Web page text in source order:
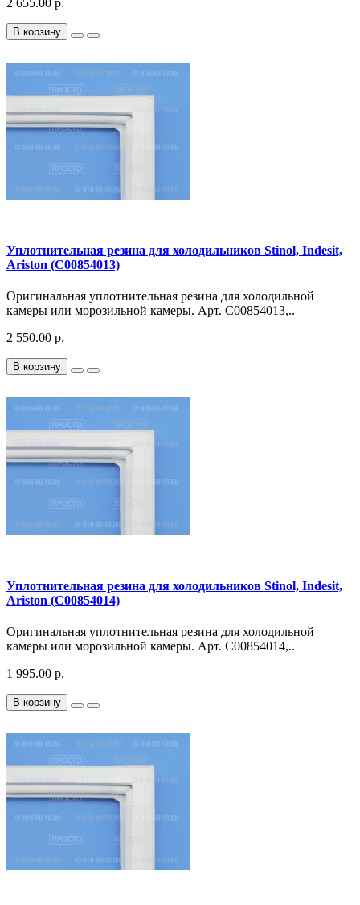
2 655.00 р.
В корзину
Уплотнительная резина для холодильников Stinol, Indesit,
Ariston (C00854013)
Оригинальная уплотнительная резина для холодильной
камеры или морозильной камеры. Арт. C00854013,..
2 550.00 р.
В корзину
Уплотнительная резина для холодильников Stinol, Indesit,
Ariston (C00854014)
Оригинальная уплотнительная резина для холодильной
камеры или морозильной камеры. Арт. C00854014,..
1 995.00 р.
В корзину